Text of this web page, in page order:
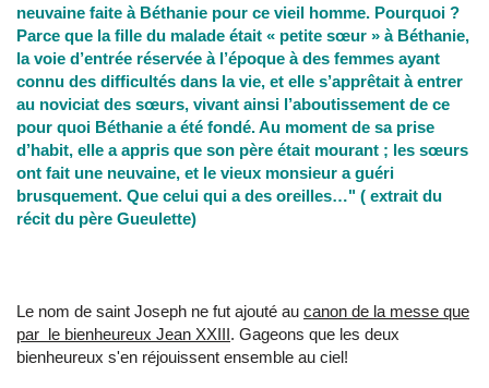
neuvaine faite à Béthanie pour ce vieil homme. Pourquoi ?
Parce que la fille du malade était « petite sœur » à Béthanie,
la voie d’entrée réservée à l’époque à des femmes ayant
connu des difficultés dans la vie, et elle s’apprêtait à entrer
au noviciat des sœurs, vivant ainsi l’aboutissement de ce
pour quoi Béthanie a été fondé. Au moment de sa prise
d’habit, elle a appris que son père était mourant ; les sœurs
ont fait une neuvaine, et le vieux monsieur a guéri
brusquement. Que celui qui a des oreilles…" ( extrait du
récit du père Gueulette)
Le nom de saint Joseph ne fut ajouté au canon de la messe que
par le bienheureux Jean XXIII. Gageons que les deux
bienheureux s'en réjouissent ensemble au ciel!